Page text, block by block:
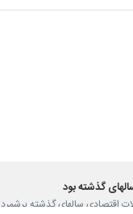
گذشته بود
اقتصادی سالهای گذشته برشمرد…